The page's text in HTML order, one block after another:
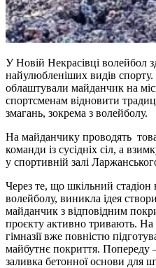
У Новій Некрасівці волейбол
найулюбленіших видів спорту.
облаштували майданчик на
спортсменам відновити
змагань, зокрема з волейболу.
На майданчику проводять
команди із сусідніх сіл, а
у спортивній залі
Через те, що шкільний
волейболу, виникла ідея
майданчик з відповідним
проєкту активно тривають. На
гімназії вже повністю
майбутнє покриття. Попереду
заливка бетонної основи для